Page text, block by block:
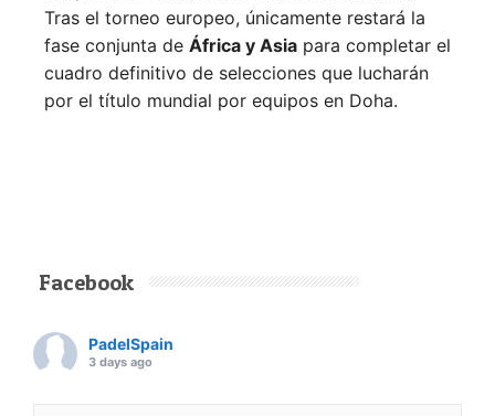
Tras el torneo europeo, únicamente restará la
fase conjunta de África y Asia para completar el
cuadro definitivo de selecciones que lucharán
por el título mundial por equipos en Doha.
Facebook
PadelSpain
3 days ago